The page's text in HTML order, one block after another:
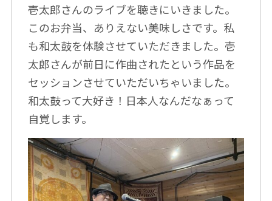
壱太郎さんのライブを聴きにいきました。
このお弁当、ありえない美味しさです。私
も和太鼓を体験させていただきました。壱
太郎さんが前日に作曲されたという作品を
セッションさせていただいちゃいました。
和太鼓って大好き！日本人なんだなぁって
自覚します。